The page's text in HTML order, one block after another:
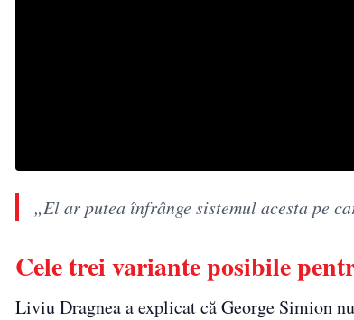
„El ar putea înfrânge sistemul acesta pe
Cele trei variante posibile
Liviu Dragnea a explicat că George Simion